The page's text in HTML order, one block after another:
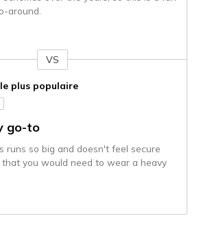
around.
VS
plus populaire
go-to
runs so big and doesn't feel secure
you would need to wear a heavy